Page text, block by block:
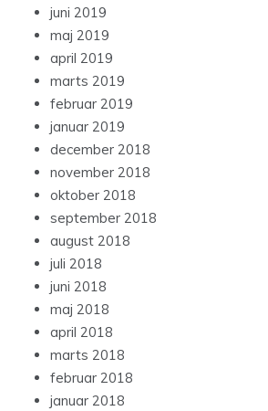
juni 2019
maj 2019
april 2019
marts 2019
februar 2019
januar 2019
december 2018
november 2018
oktober 2018
september 2018
august 2018
juli 2018
juni 2018
maj 2018
april 2018
marts 2018
februar 2018
januar 2018